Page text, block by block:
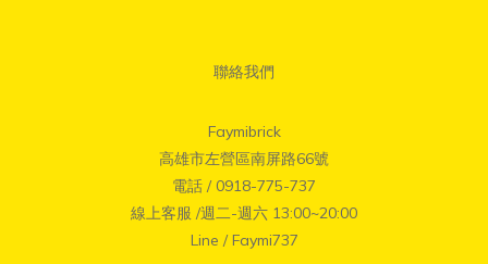
聯絡我們
Faymibrick
高雄市左營區南屏路66號
電話 / 0918-775-737
線上客服 /週二-週六 13:00~20:00
Line / Faymi737